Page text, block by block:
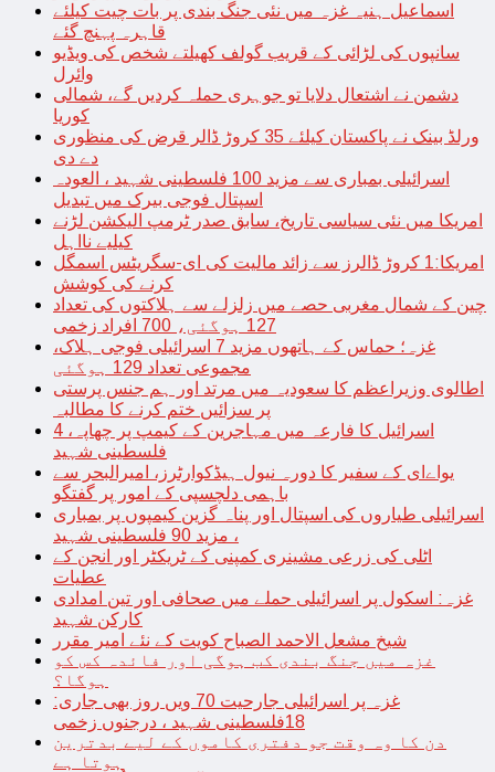
اسماعیل ہنیہ غزہ میں نئی جنگ بندی پر بات چیت کیلئے
قاہرہ پہنچ گئے
سانپوں کی لڑائی کے قریب گولف کھیلتے شخص کی ویڈیو
وائرل
دشمن نے اشتعال دلایا تو جوہری حملہ کردیں گے، شمالی
کوریا
ورلڈ بینک نے پاکستان کیلئے 35 کروڑ ڈالر قرض کی منظوری
دے دی
اسرائیلی بمباری سے مزید 100 فلسطینی شہید ، العودہ
اسپتال فوجی بیرک میں تبدیل
امریکا میں نئی سیاسی تاریخ، سابق صدر ٹرمپ الیکشن لڑنے
کیلیے نااہل
امریکا:1 کروڑ ڈالرز سے زائد مالیت کی ای-سگریٹس اسمگل
کرنے کی کوشش
چین کے شمال مغربی حصے میں زلزلے سے ہلاکتوں کی تعداد
127 ہوگئی، 700 افراد زخمی
غزہ؛ حماس کے ہاتھوں مزید 7 اسرائیلی فوجی ہلاک،
مجموعی تعداد 129 ہوگئی
اطالوی وزیراعظم کا سعودیہ میں مرتد اور ہم جنس پرستی
پر سزائیں ختم کرنے کا مطالبہ
اسرائیل کا فارعہ میں مہاجرین کے کیمپ پر چھاپہ، 4
فلسطینی شہید
یواےای کے سفیر کا دورہ نیول ہیڈکوارٹرز، امیرالبحر سے
باہمی دلچسپی کے امور پر گفتگو
اسرائیلی طیاروں کی اسپتال اور پناہ گزین کیمپوں پر بمباری
، مزید 90 فلسطینی شہید
اٹلی کی زرعی مشینری کمپنی کے ٹریکٹر اور انجن کے
عطیات
غزہ: اسکول پر اسرائیلی حملے میں صحافی اور تین امدادی
کارکن شہید
شیخ مشعل الاحمد الصباح کویت کے نئے امیر مقرر
غزہ میں جنگ بندی کب ہوگی اور فائدہ کس کو
ہوگا؟
غزہ پر اسرائیلی جارحیت 70 ویں روز بھی جاری:
18فلسطینی شہید ، درجنوں زخمی
دن کا وہ وقت جو دفتری کاموں کے لیے بدترین
ہوتا ہے